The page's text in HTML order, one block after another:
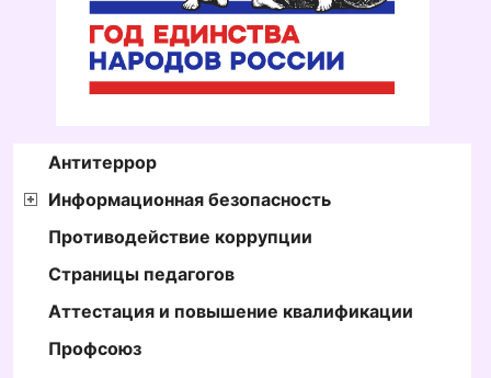
Антитеррор
Информационная безопасность
Противодействие коррупции
Страницы педагогов
Аттестация и повышение квалификации
Профсоюз